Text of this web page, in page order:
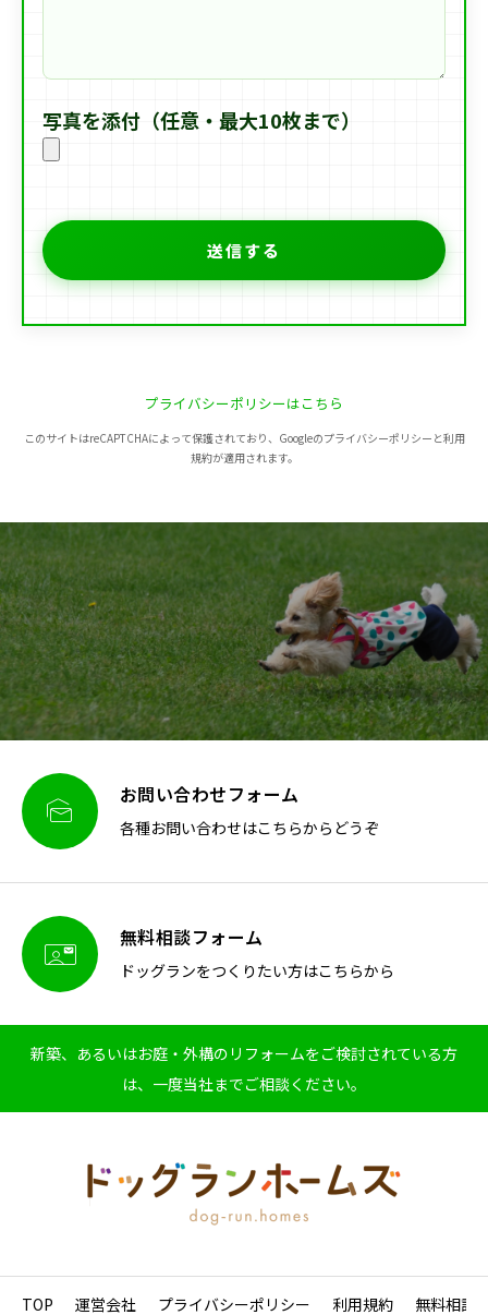
写真を添付（任意・最大10枚まで）
プライバシーポリシーはこちら
このサイトはreCAPTCHAによって保護されており、Googleのプライバシーポリシーと利用
規約が適用されます。
 お問い合わせフォーム
各種お問い合わせはこちらからどうぞ
 無料相談フォーム
ドッグランをつくりたい方はこちらから
新築、あるいはお庭・外構のリフォームをご検討されている方
は、一度当社までご相談ください。
TOP 運営会社 プライバシーポリシー 利用規約 無料相談